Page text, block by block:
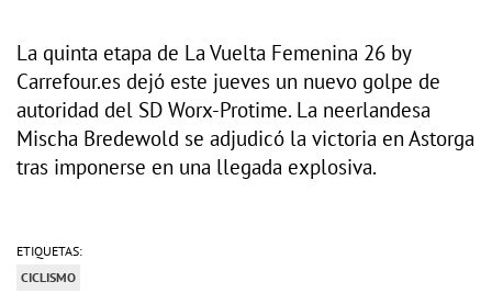
La quinta etapa de La Vuelta Femenina 26 by
Carrefour.es dejó este jueves un nuevo golpe de
autoridad del SD Worx-Protime. La neerlandesa
Mischa Bredewold se adjudicó la victoria en Astorga
tras imponerse en una llegada explosiva.
ETIQUETAS:
CICLISMO